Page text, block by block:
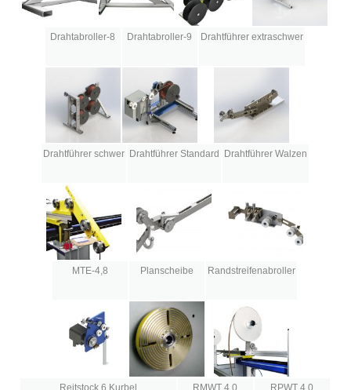
Drahtabroller-8 Drahtabroller-9 Drahtführer extraschwer
Drahtführer schwer Drahtführer Standard Drahtführer Walzen
MTE-4,8 Planscheibe Randstreifenabroller
Reitstock 6 Kurbel RMWT 4,0 RPWT 4,0